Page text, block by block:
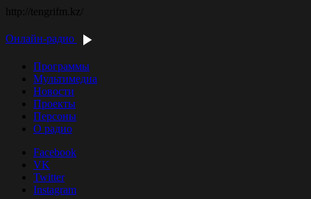
http://tengrifm.kz/
Онлайн-радио
Программы
Мультимедиа
Новости
Проекты
Персоны
О радио
Facebook
VK
Twitter
Instagram